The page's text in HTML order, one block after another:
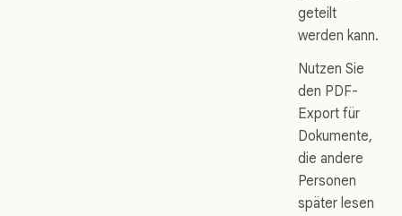
geteilt
werden kann.
Nutzen Sie
den PDF-
Export für
Dokumente,
die andere
Personen
später lesen